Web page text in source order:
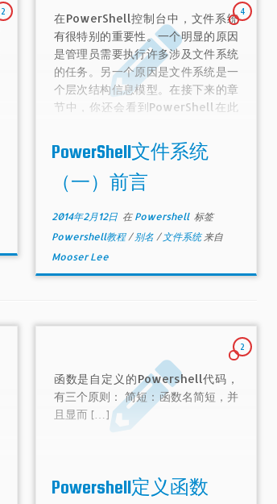
2 4
在PowerShell控制台中，文件系统
有很特别的重要性。一个明显的原因
是管理员需要执行许多涉及文件系统
的任务。另一个原因是文件系统是一
个层次结构信息模型。在接下来的章
节中，你还会看到PowerShell在此
以非常容易的将PowerShell中学到
的驱动器，目录和文件的知识点应用
到其它地方，其中就包括注册表或者
微软的Exchange。
PowerShell文件系统
（一）前言
2014年2月12日在 Powershell 标签
Powershell教程/别名 / 文件系统 来自
Mooser Lee
2
函数是自定义的Powershell代码，
有三个原则： 简短：函数名简短，并
且显而 […]
Powershell定义函数